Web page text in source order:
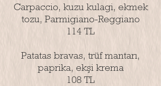
Carpaccio, kuzu kulagi, ekmek
tozu, Parmigiano-Reggiano
114 TL
Patatas bravas, trüf mantarı,
paprika, ekşi krema
108 TL